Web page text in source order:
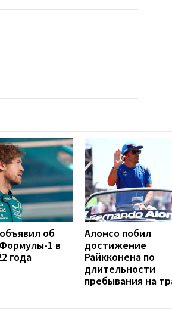
об
1 в
года
Алонсо побил
достижение
Райкконена по
длительности
пребывания на